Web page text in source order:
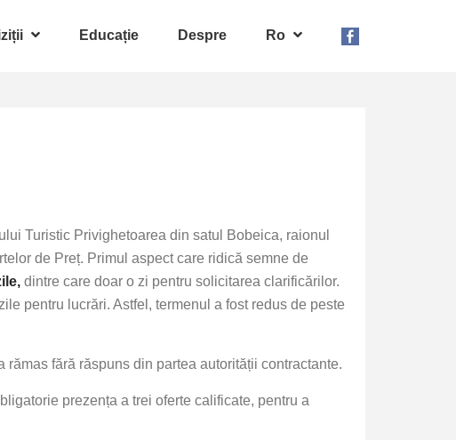
Educație Despre Ro
Turistic Privighetoarea din satul Bobeica, raionul
de Preț. Primul aspect care ridică semne de
dintre care doar o zi pentru solicitarea clarificărilor.
pentru lucrări. Astfel, termenul a fost redus de peste
fără răspuns din partea autorității contractante.
prezența a trei oferte calificate, pentru a